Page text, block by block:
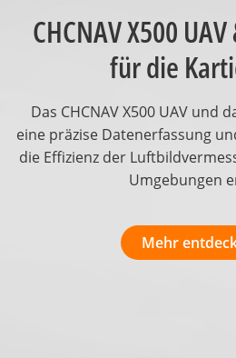
CHCNAV X500
für die
Das CHCNAV X500 UAV und
eine präzise Datenerfassung
die Effizienz der
Umgebungen
Mehr